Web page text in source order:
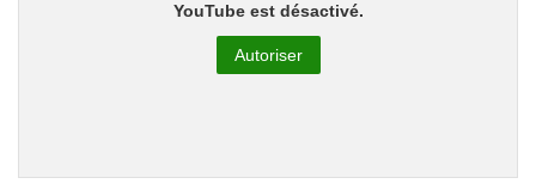
YouTube est désactivé.
Autoriser